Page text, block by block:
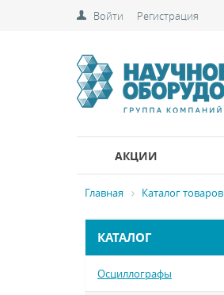
Войти Регистрация
АКЦИИ
Главная Каталог товаров
КАТАЛОГ
Осциллографы